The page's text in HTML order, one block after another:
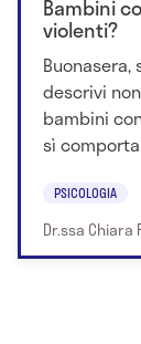
Bambini
violenti?
descrivi
bambini
sì
PSICOLOGIA
Dr.ssa